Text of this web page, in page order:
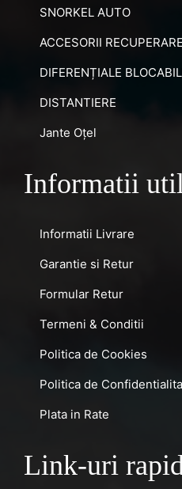
SNORKEL AUTO
ACCESORII RECUPERARE
DIFERENȚIALE
DISTANTIERE
Jante Oțel
Informatii
Informatii Livrare
Garantie si Retur
Formular Retur
Termeni & Conditii
Politica de Cookies
Politica de
Plata in Rate
Link-uri